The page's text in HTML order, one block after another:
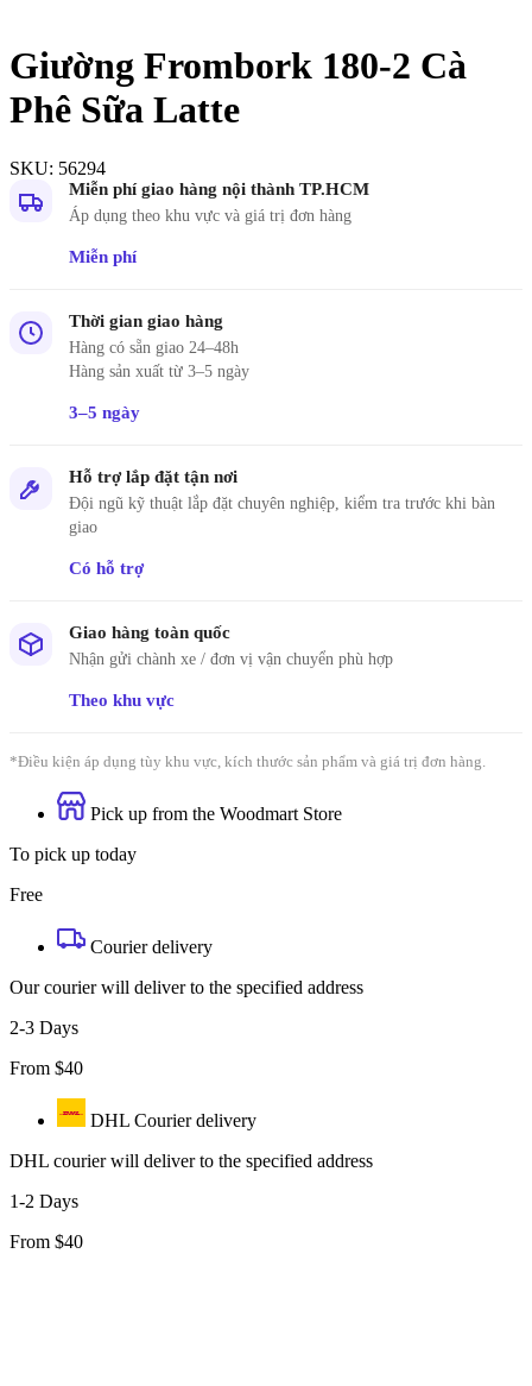
Giường Frombork 180-2 Cà
Phê Sữa Latte
SKU: 56294
Miễn phí giao hàng nội thành TP.HCM
Áp dụng theo khu vực và giá trị đơn hàng
Miễn phí
Thời gian giao hàng
Hàng có sẵn giao 24–48h
Hàng sản xuất từ 3–5 ngày
3–5 ngày
Hỗ trợ lắp đặt tận nơi
Đội ngũ kỹ thuật lắp đặt chuyên nghiệp, kiểm tra trước khi bàn
giao
Có hỗ trợ
Giao hàng toàn quốc
Nhận gửi chành xe / đơn vị vận chuyển phù hợp
Theo khu vực
*Điều kiện áp dụng tùy khu vực, kích thước sản phẩm và giá trị đơn hàng.
Pick up from the Woodmart Store
To pick up today
Free
Courier delivery
Our courier will deliver to the specified address
2-3 Days
From $40
DHL Courier delivery
DHL courier will deliver to the specified address
1-2 Days
From $40